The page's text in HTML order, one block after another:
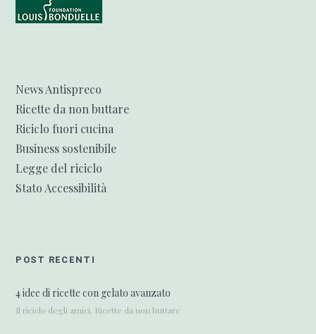
News Antispreco
Ricette da non buttare
Riciclo fuori cucina
Business sostenibile
Legge del riciclo
Stato Accessibilità
POST RECENTI
4 idee di ricette con gelato avanzato
Il riciclo degli amici, Ricette da non buttare